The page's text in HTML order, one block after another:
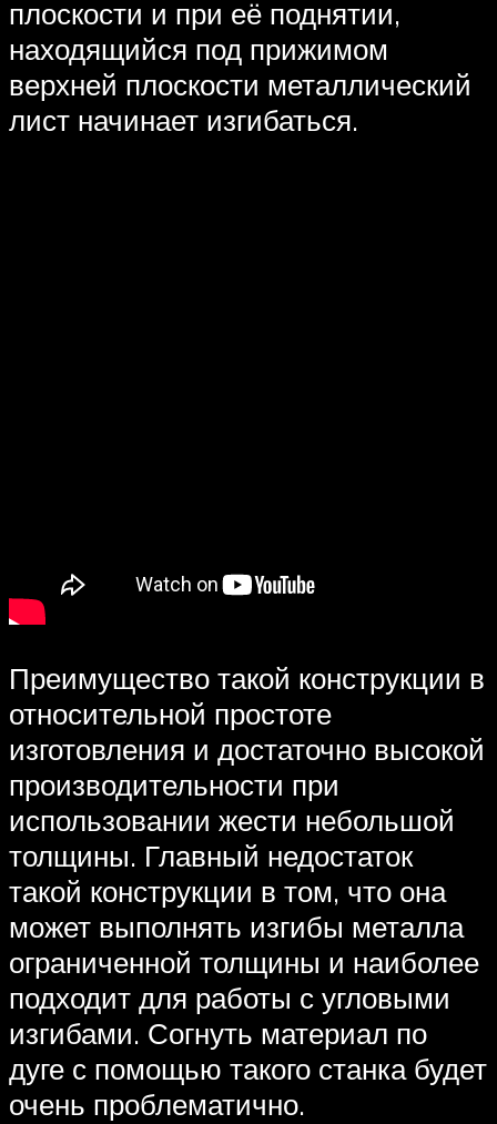
плоскости и при её поднятии,
находящийся под прижимом
верхней плоскости металлический
лист начинает изгибаться.
Преимущество такой конструкции в
относительной простоте
изготовления и достаточно высокой
производительности при
использовании жести небольшой
толщины. Главный недостаток
такой конструкции в том, что она
может выполнять изгибы металла
ограниченной толщины и наиболее
подходит для работы с угловыми
изгибами. Согнуть материал по
дуге с помощью такого станка будет
очень проблематично.